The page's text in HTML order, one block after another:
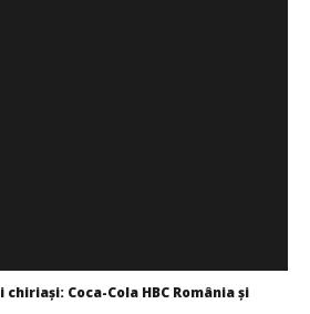
Coca-Cola HBC România și